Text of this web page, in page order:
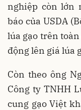
nghiệp còn lớn
báo của USDA
lúa gạo trên
động lên giá lúa
Còn theo ông
Công ty TNHH
cung gạo Việt